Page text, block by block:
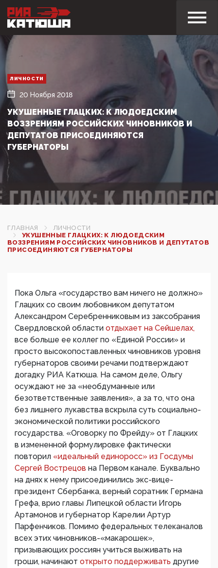
ЛИЧНОСТИ
20 Ноября 2018
УКУШЕННЫЕ ГЛАЦКИХ: К ЛЮДОЕДСКИМ
ВОЗЗРЕНИЯМ РОССИЙСКИХ ЧИНОВНИКОВ И
ДЕПУТАТОВ ПРИСОЕДИНЯЮТСЯ
ГУБЕРНАТОРЫ
ГЛАВНАЯ
ЛИЧНОСТИ
УКУШЕННЫЕ ГЛАЦКИХ: К ЛЮДОЕДСКИМ
ВОЗЗРЕНИЯМ РОССИЙСКИХ ЧИНОВНИКОВ И ДЕПУТАТОВ
ПРИСОЕДИНЯЮТСЯ ГУБЕРНАТОРЫ
Пока Ольга «государство вам ничего не должно»
Глацких со своим любовником депутатом
Александром Серебренниковым из заксобрания
Свердловской области отдыхает на Сейшелах,
все больше ее коллег по «Единой России» и
просто высокопоставленных чиновников уровня
губернаторов своими речами подтверждают
догадку РИА Катюша. На самом деле, Ольгу
осуждают не за «необдуманные или
безответственные заявления», а за то, что она
без лишнего лукавства вскрыла суть социально-
экономической политики российского
государства. «Оговорку по Фрейду» от Глацких
в измененной формулировке фактически
повторил «идеальный единоросс» из Госдумы
Сергей Вострецов на Первом канале. Буквально
на днях к нему присоединились экс-вице-
президент Сбербанка, верный соратник Германа
Грефа, врио главы Липецкой области Игорь
Артамонов и губернатор Карелии Артур
Парфенчиков. Помимо федеральных телеканалов
всех этих чиновников-«макарошек»,
призывающих россиян учиться выживать на
гроши, начинают открыто поддерживать другие